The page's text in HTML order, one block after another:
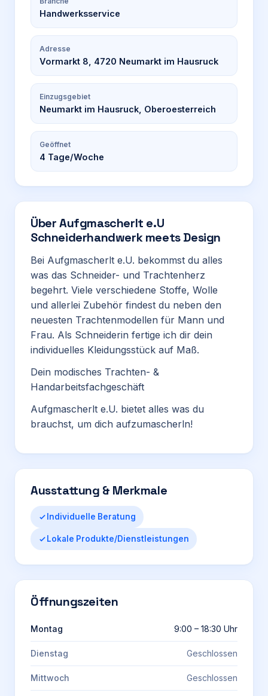
Handwerksservice
Adresse
Vormarkt 8, 4720 Neumarkt im Hausruck
Einzugsgebiet
Neumarkt im Hausruck, Oberoesterreich
Geöffnet
4 Tage/Woche
ÜberAufgmascherlt e.U
Schneiderhandwerk meets Design
Bei Aufgmascherlt e.U. bekommst du alles
was das Schneider- und Trachtenherz
begehrt. Viele verschiedene Stoffe, Wolle
und allerlei Zubehör findest du neben den
neuesten Trachtenmodellen für Mann und
Frau. Als Schneiderin fertige ich dir dein
individuelles Kleidungsstück auf Maß.
Dein modisches Trachten- &
Handarbeitsfachgeschäft
Aufgmascherlt e.U. bietet alles was du
brauchst, um dich aufzumascherln!
Ausstattung & Merkmale
Individuelle Beratung
Lokale Produkte/Dienstleistungen
Öffnungszeiten
Montag 9:00 – 18:30 Uhr
Dienstag Geschlossen
Mittwoch Geschlossen